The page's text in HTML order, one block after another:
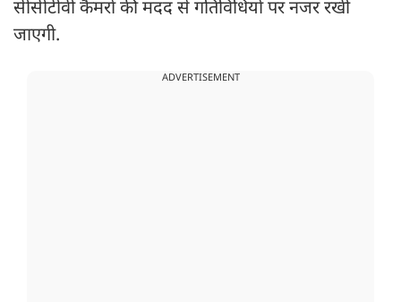
सीसीटीवी कैमरों की मदद से गतिविधियों पर नजर रखी
जाएगी.
ADVERTISEMENT